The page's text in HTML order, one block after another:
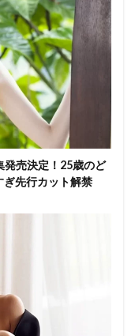
売決定！25歳のど
先行カット解禁